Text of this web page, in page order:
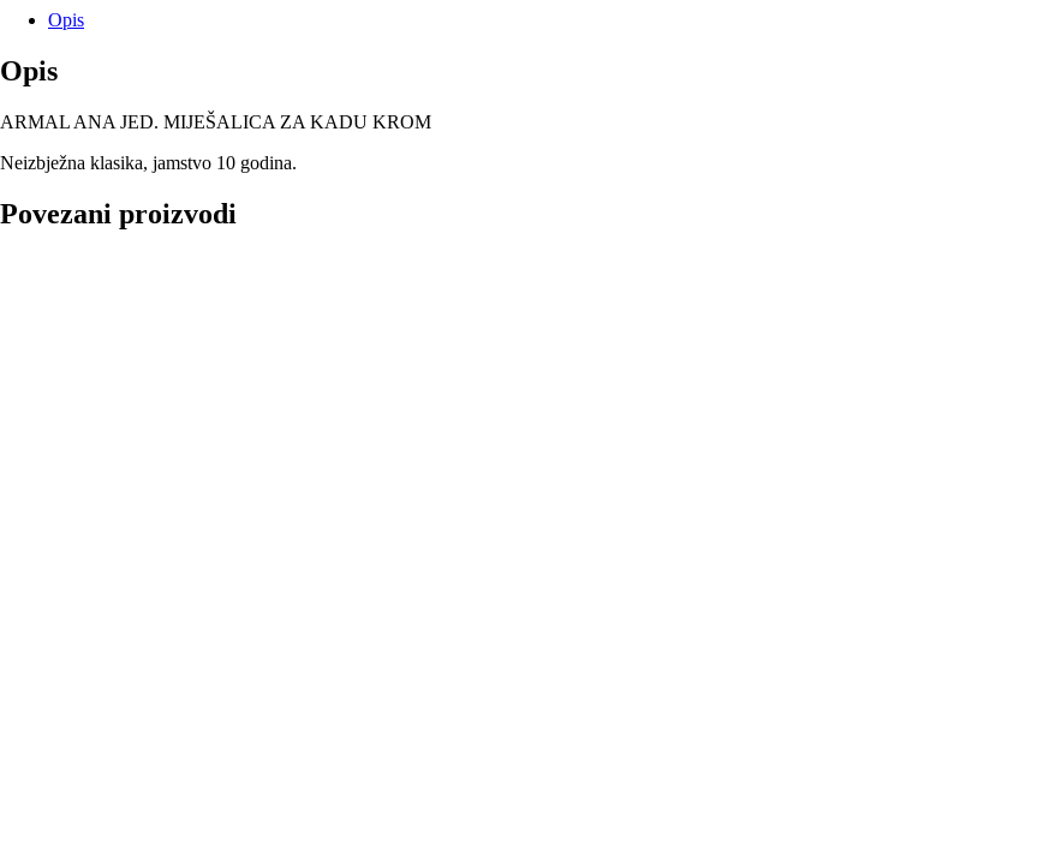
Opis
Opis
ARMAL ANA JED. MIJEŠALICA ZA KADU KROM
Neizbježna klasika, jamstvo 10 godina.
Povezani proizvodi